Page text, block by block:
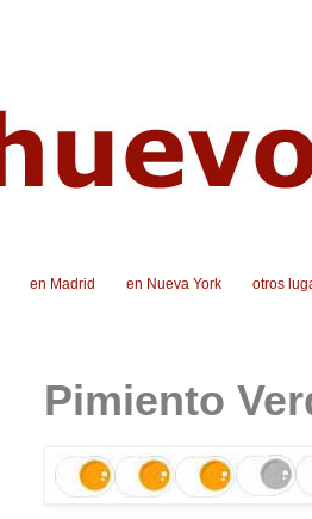
en Madrid en Nueva York otros
Pimiento